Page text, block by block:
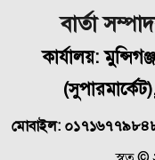
বার্তা
কার্যালয়:
(
মোবাইল: